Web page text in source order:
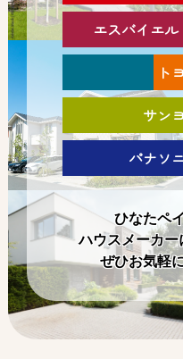
エスバイエル
ト
サン
パナソ
ひなたペ
ハウスメーカ
ぜひお気軽